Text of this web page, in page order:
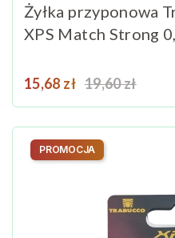
Żyłka przyponowa
XPS Match Strong
Cena
15,68 zł Cena
19,60 zł
PROMOCJA